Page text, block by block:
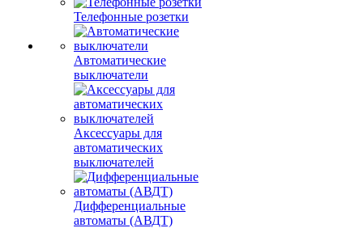
Телефонные розетки
Автоматические
выключатели
Аксессуары для
автоматических
выключателей
Дифференциальные
автоматы (АВДТ)